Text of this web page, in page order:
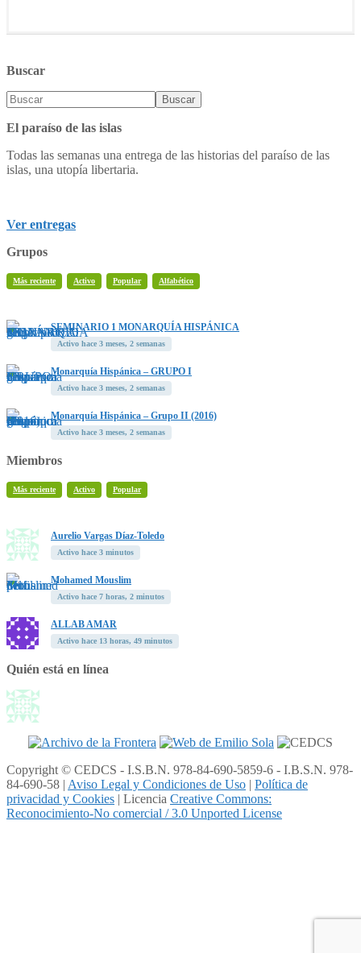
Buscar
El paraíso de las islas
Todas las semanas una entrega de las historias del paraíso de las
islas, una utopía libertaria.
Ver entregas
Grupos
Más reciente Activo Popular Alfabético
SEMINARIO 1 MONARQUÍA HISPÁNICA
Activo hace 3 meses, 2 semanas
Monarquía Hispánica – GRUPO I
Activo hace 3 meses, 2 semanas
Monarquía Hispánica – Grupo II (2016)
Activo hace 3 meses, 2 semanas
Miembros
Más reciente Activo Popular
Aurelio Vargas Díaz-Toledo
Activo hace 3 minutos
Mohamed Mouslim
Activo hace 7 horas, 2 minutos
ALLAB AMAR
Activo hace 13 horas, 49 minutos
Quién está en línea
Copyright © CEDCS - I.S.B.N. 978-84-690-5859-6 - I.B.S.N. 978-
84-690-58 | Aviso Legal y Condiciones de Uso | Política de
privacidad y Cookies | Licencia Creative Commons:
Reconocimiento-No comercial / 3.0 Unported License